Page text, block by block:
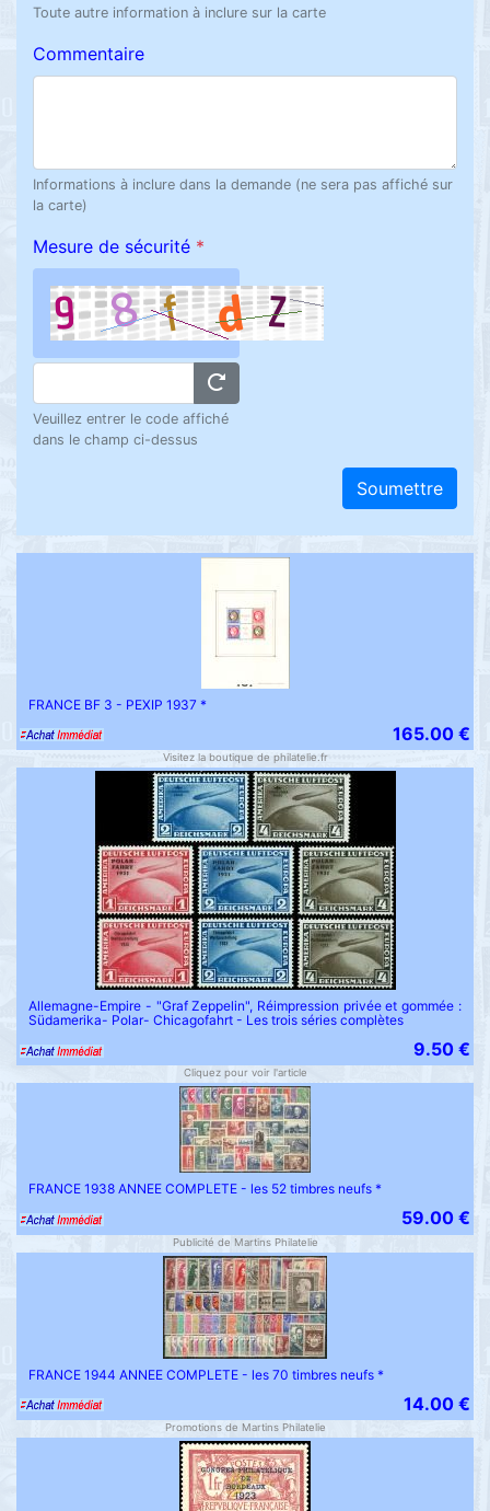
Toute autre information à inclure sur la carte
Commentaire
Informations à inclure dans la demande (ne sera pas affiché sur
la carte)
Mesure de sécurité *
Veuillez entrer le code affiché
dans le champ ci-dessus
Soumettre
FRANCE BF 3 - PEXIP 1937 *
165.00 €
Visitez la boutique de philatelie.fr
Allemagne-Empire - "Graf Zeppelin", Réimpression privée et gommée :
Südamerika- Polar- Chicagofahrt - Les trois séries complètes
9.50 €
Cliquez pour voir l'article
FRANCE 1938 ANNEE COMPLETE - les 52 timbres neufs *
59.00 €
Publicité de Martins Philatelie
FRANCE 1944 ANNEE COMPLETE - les 70 timbres neufs *
14.00 €
Promotions de Martins Philatelie